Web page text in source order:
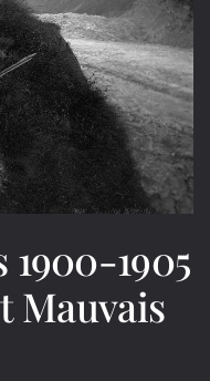
1905
Mauvais